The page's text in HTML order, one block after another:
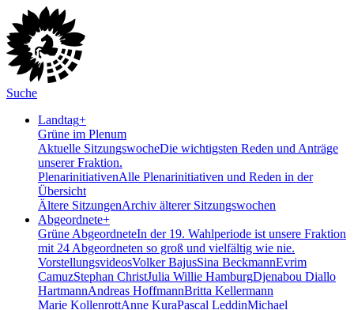
Suche
Landtag+
Grüne im Plenum
Aktuelle SitzungswocheDie wichtigsten Reden und Anträge
unserer Fraktion.
PlenarinitiativenAlle Plenarinitiativen und Reden in der
Übersicht
Ältere SitzungenArchiv älterer Sitzungswochen
Abgeordnete+
Grüne AbgeordneteIn der 19. Wahlperiode ist unsere Fraktion
mit 24 Abgeordneten so groß und vielfältig wie nie.
VorstellungsvideosVolker BajusSina BeckmannEvrim
CamuzStephan ChristJulia Willie HamburgDjenabou Diallo
HartmannAndreas HoffmannBritta Kellermann
Marie KollenrottAnne KuraPascal LeddinMichael